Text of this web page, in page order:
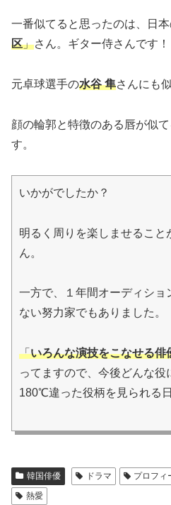
一番似てると思ったのは、日
区」さん。ギター侍さんです！
元卓球選手の水谷 隼さんにも
顔の輪郭と特徴のある唇が似
す。
いかがでしたか？
明るく周りを楽しませること
ん。
一方で、１年間オーディショ
ない努力家でもありました。
「いろんな演技をこなせる俳
ってますので、今後どんな役
180℃違った役柄を見られる
韓国俳優 ドラマ プロフィ
熱愛